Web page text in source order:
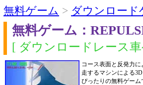
無料ゲーム > ダウンロード
無料ゲーム：
[ ダウンロードレース
コース表面と反発力
走するマシンによる
ぴったりの無料ゲーム